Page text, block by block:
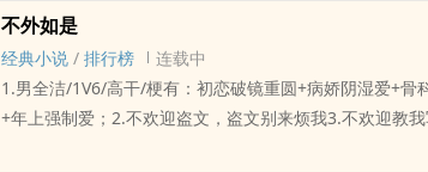
至'三观不正'的女骂男因为女主自己不爽就贬低男主们的部
了。（感叹一下，终于克服三观让我写上傻子男主X暴虐
写作手法：插叙、补叙配合主线，不喜欢这种模式的也可
差，逻辑也差，文笔更差，纯自割腿肉自嗨作品，完全接
【文笔】指教，尤其是莫名其妙让我去看世界名著的人；
人，两个男人还一个比一个狠角色。分手了也不让她好过
她添乱。薛宜想跑无能，越逃缠上来的人越多，当年把自
合作方凑了上来也就算了，分手八百年的前男友，甚至
哥！二十七岁生日当天，薛权阴沉着一张脸举着户口本
不外如是
经典小说 / 排行榜
连载中
1.男全洁/1V6/高干/梗有：初恋破镜重圆+病娇阴湿爱+骨
+年上强制爱；2.不欢迎盗文，盗文别来烦我3.不欢迎教